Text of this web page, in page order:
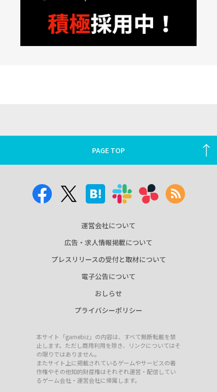
PAGE TOP
運営会社について
広告・求人情報掲載について
プレスリリースの受付と取材について
電子公告について
おしらせ
プライバシーポリシー
本サイト「gamebiz」の内容は、すべて無断転載を禁
止します。ただし商用利用を除き、リンクについてはそ
の限りではありません。
またサイト上に掲載されているゲームやサービスの著
作権やその他知的財産権はそれぞれ運営・配信してい
るゲーム会社・運営会社に帰属します。